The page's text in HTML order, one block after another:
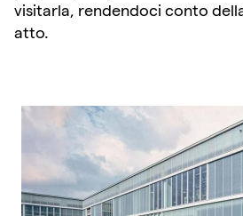
visitarla, rendendoci conto
atto.